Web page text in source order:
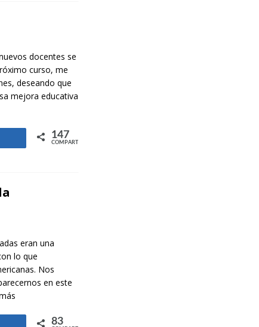
docentes se
curso, me
deseando que
mejora educativa
Compartir 147
COMPARTIR
eran una
lo que
Nos
en este
Compartir 83